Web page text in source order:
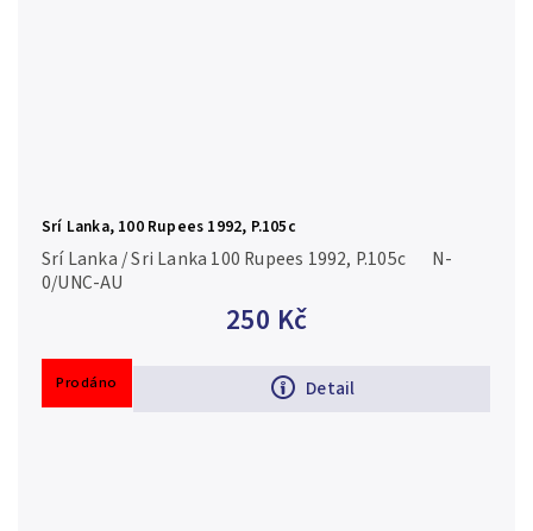
Srí Lanka, 100 Rupees 1992, P.105c
250 Kč
Detail
Srí Lanka / Sri Lanka 100 Rupees 1992, P.105c N-
0/UNC-AU
Prodáno